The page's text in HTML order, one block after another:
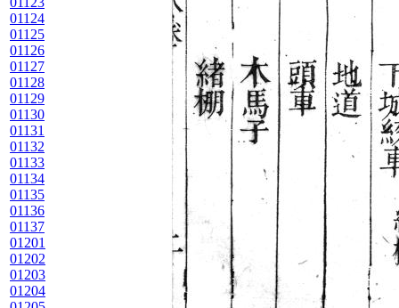
01124
01125
01126
01127
01128
01129
01130
01131
01132
01133
01134
01135
01136
01137
01201
01202
01203
01204